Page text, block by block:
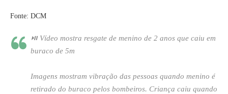
Fonte: DCM
⏯️ Vídeo mostra resgate de menino de 2 anos que caiu em
buraco de 5m
Imagens mostram vibração das pessoas quando menino é
retirado do buraco pelos bombeiros. Criança caiu quando